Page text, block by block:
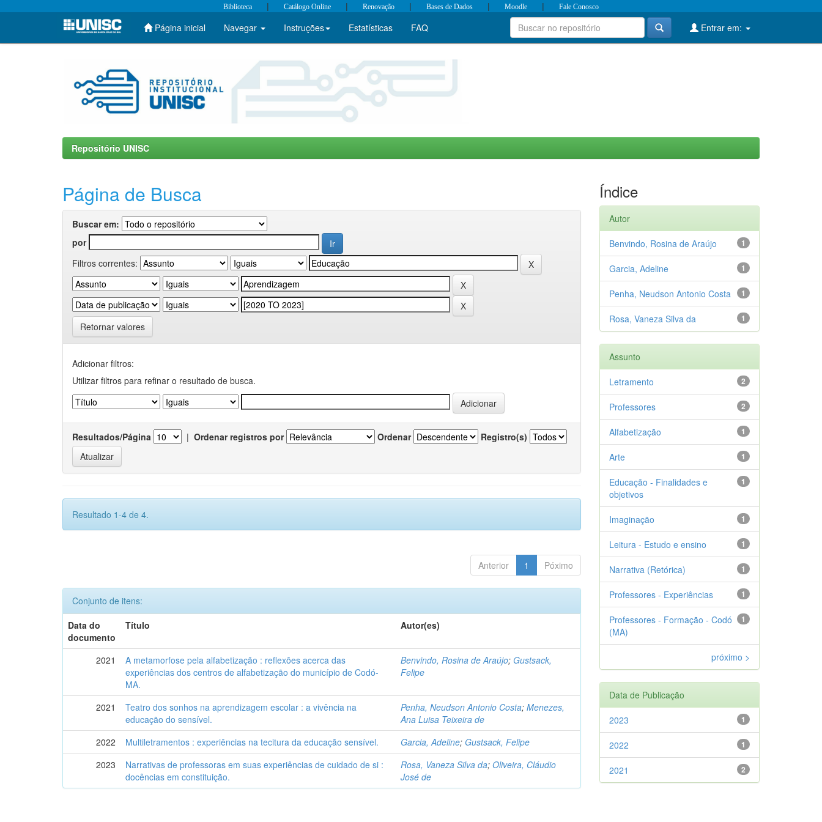
Skip
Biblioteca | Catálogo Online | Renovação | Bases de Dados | Moodle | Fale Conosco
Página inicial Navegar Instruções Estatísticas FAQ Entrar em:
Repositório UNISC
Página de Busca
Buscar em:
por
Filtros correntes:
Retornar valores
Adicionar filtros:
Utilizar filtros para refinar o resultado de busca.
Resultados/Página | Ordenar registros por Ordenar Registro(s)
Resultado 1-4 de 4.
Anterior 1 Póximo
Conjunto de itens:
Data do
documento
Título Autor(es)
2021
A metamorfose pela alfabetização : reflexões acerca das
experiências dos centros de alfabetização do município de Codó-
MA.
Benvindo, Rosina de Araújo; Gustsack,
Felipe
2021
Teatro dos sonhos na aprendizagem escolar : a vivência na
educação do sensível.
Penha, Neudson Antonio Costa;Menezes,
Ana Luisa Teixeira de
2022
Multiletramentos : experiências na tecitura da educação sensível. Garcia, Adeline; Gustsack, Felipe
2023
Narrativas de professoras em suas experiências de cuidado de si :
docências em constituição.
Rosa, Vaneza Silva da;Oliveira, Cláudio
José de
Índice
Autor
1
Benvindo, Rosina de Araújo
1
Garcia, Adeline
1
Penha, Neudson Antonio Costa
1
Rosa, Vaneza Silva da
Assunto
2
Letramento
2
Professores
1
Alfabetização
1
Arte
1
Educação - Finalidades e
objetivos
1
Imaginação
1
Leitura - Estudo e ensino
1
Narrativa (Retórica)
1
Professores - Experiências
1
Professores - Formação - Codó
(MA)
próximo >
Data de Publicação
1
2023
1
2022
2
2021